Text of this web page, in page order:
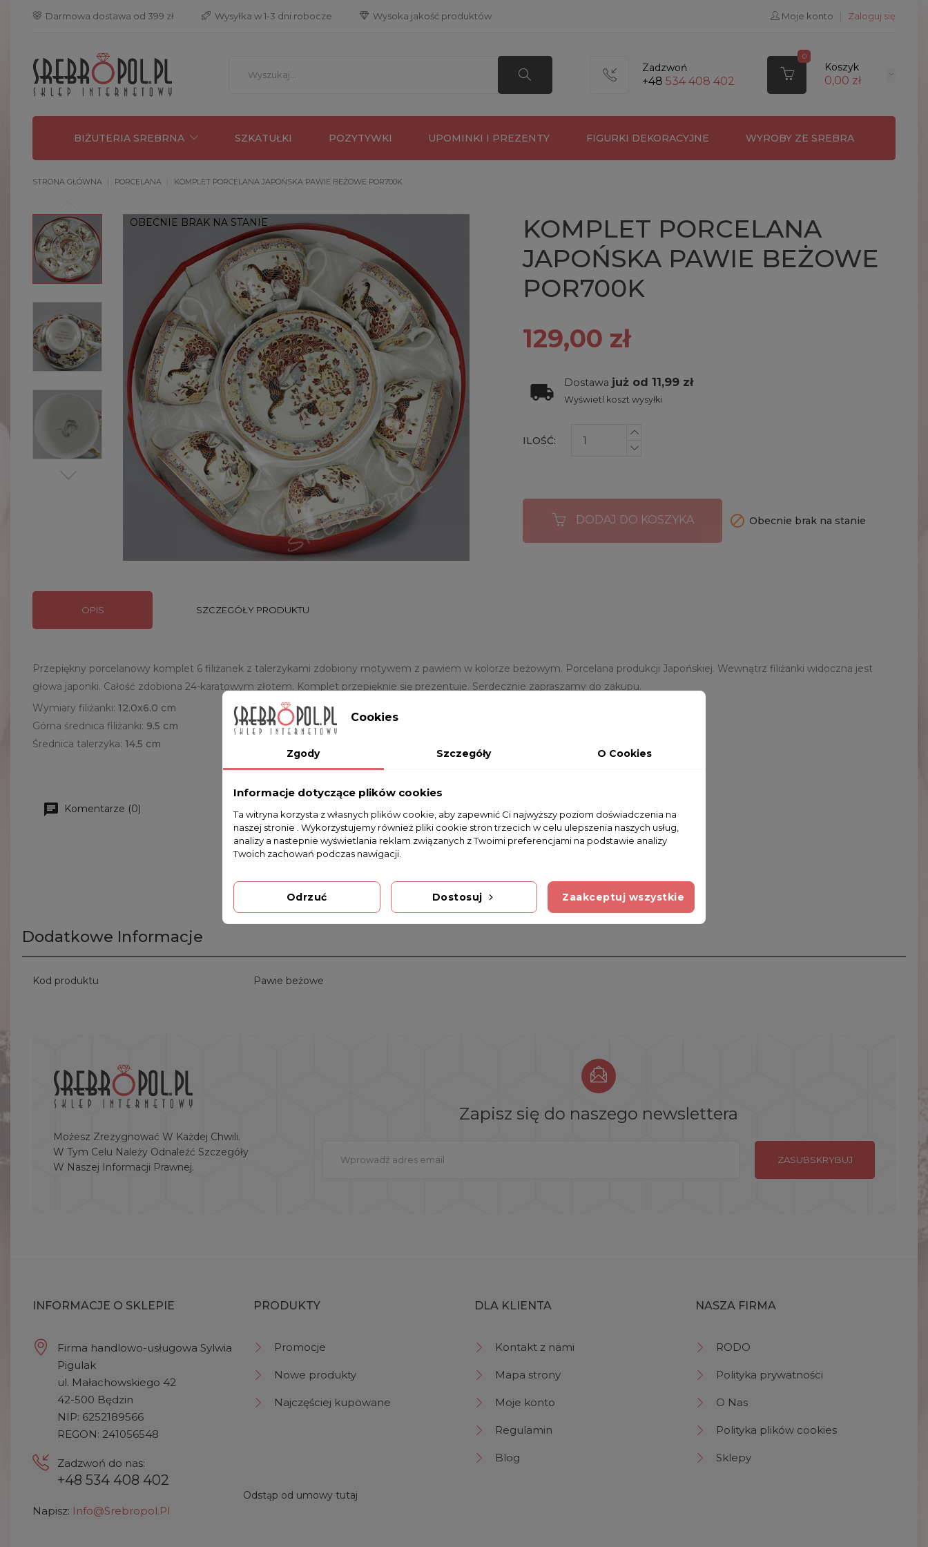
 Darmowa dostawa od 399 zł  Wysyłka w 1-3 dni robocze  Wysoka jakość produktów Moje konto Zaloguj się
Zadzwoń
+48 534 408 402
0
Koszyk
0,00 zł
BIŻUTERIA SREBRNA SZKATUŁKI POZYTYWKI UPOMINKI I PREZENTY FIGURKI DEKORACYJNE WYROBY ZE SREBRA
STRONA GŁÓWNA PORCELANA KOMPLET PORCELANA JAPOŃSKA PAWIE BEŻOWE POR700K
OBECNIE BRAK NA STANIE
KOMPLET PORCELANA
JAPOŃSKA PAWIE BEŻOWE
POR700K
129,00 zł
Dostawa już od 11,99 zł
Wyświetl koszt wysyłki
ILOŚĆ:
DODAJ DO KOSZYKA  Obecnie brak na stanie
OPIS SZCZEGÓŁY PRODUKTU
Przepiękny porcelanowy komplet 6 filiżanek z talerzykami zdobiony motywem z pawiem w kolorze beżowym. Porcelana produkcji Japońskiej. Wewnątrz filiżanki widoczna jest
głowa japonki. Całość zdobiona 24-karatowym złotem. Komplet przepięknie się prezentuje. Serdecznie zapraszamy do zakupu.
Wymiary filiżanki: 12.0x6.0 cm
Górna średnica filiżanki: 9.5 cm
Średnica talerzyka: 14.5 cm
Komentarze (0)
Na razie nie dodano żadnej recenzji.
Dodatkowe Informacje
Kod produktu Pawie beżowe
Możesz Zrezygnować W Każdej Chwili.
W Tym Celu Należy Odnaleźć Szczegóły
W Naszej Informacji Prawnej.
Zapisz się do naszego newslettera
INFORMACJE O SKLEPIE
Firma handlowo-usługowa Sylwia
Pigulak
ul. Małachowskiego 42
42-500 Będzin
NIP: 6252189566
REGON: 241056548
Zadzwoń do nas:
+48 534 408 402
Napisz: Info@srebropol.pl
PRODUKTY
Promocje
Nowe produkty
Najczęściej kupowane
DLA KLIENTA
Kontakt z nami
Mapa strony
Moje konto
Regulamin
Blog
NASZA FIRMA
RODO
Polityka prywatności
O Nas
Polityka plików cookies
Sklepy
Cookies
Zgody Szczegóły O Cookies
Informacje dotyczące plików cookies
Ta witryna korzysta z własnych plików cookie, aby zapewnić Ci najwyższy poziom doświadczenia na
naszej stronie . Wykorzystujemy również pliki cookie stron trzecich w celu ulepszenia naszych usług,
analizy a nastepnie wyświetlania reklam związanych z Twoimi preferencjami na podstawie analizy
Twoich zachowań podczas nawigacji.
Odrzuć Dostosuj Zaakceptuj wszystkie
Odstąp od umowy tutaj